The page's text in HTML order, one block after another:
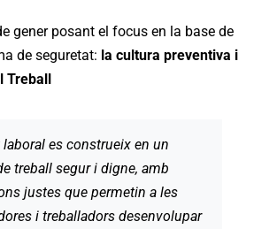
gener posant el focus en la base de
de seguretat: la cultura preventiva i
laboral es construeix en un
treball segur i digne, amb
justes que permetin a les
i treballadors desenvolupar